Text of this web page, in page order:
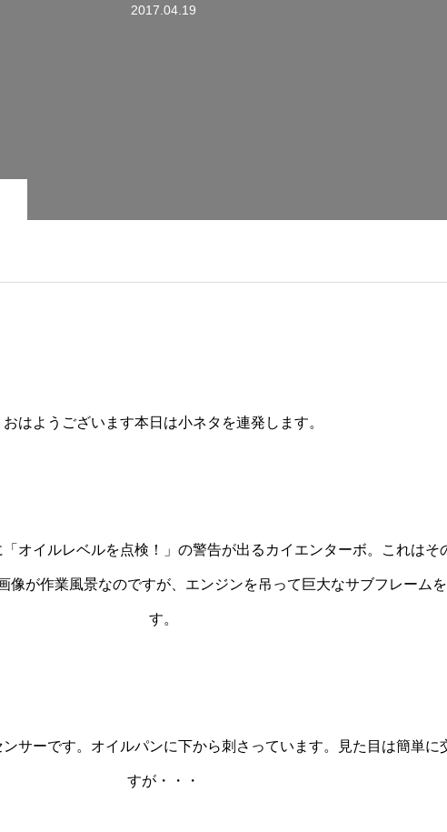
2017.04.19
おはようございます本日は小ネタを連発します。
オイルレベルを点検！」の警告が出るカイエンターボ。これはそ
像が作業風景なのですが、エンジンを吊って巨大なサブフレーム
す。
サーです。オイルパンに下から刺さっています。見た目は簡単に
すが・・・